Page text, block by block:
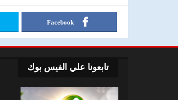
Facebook
تابعونا علي الفيس بوك